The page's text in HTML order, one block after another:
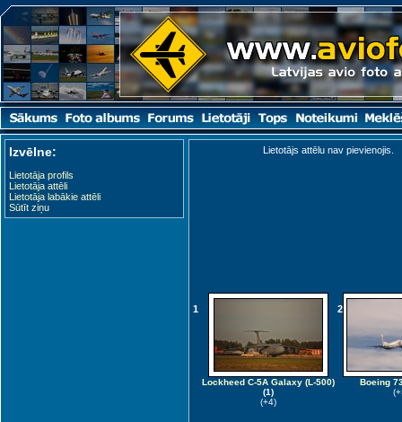
Izvēlne:
Lietotāja profils
Lietotāja attēli
Lietotāja labākie attēli
Sūtīt ziņu
Lietotājs attēlu nav pievienojis.
1
Lockheed C-5A Galaxy (L-500)
(1)
(+4)
2
Boeing